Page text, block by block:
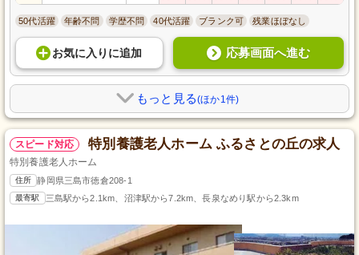
50代活躍 年齢不問 学歴不問 40代活躍 ブランク可 残業ほぼなし
お気に入り に追加 応募画面へ進む
もっと見る(ほか1件)
スピード対応 特別養護老人ホーム ふるさとの丘の求人
特別養護老人ホーム
住所 静岡県三島市徳倉208-1
最寄駅 三島駅から2.1km、沼津駅から7.2km、長泉なめり駅から2.3km